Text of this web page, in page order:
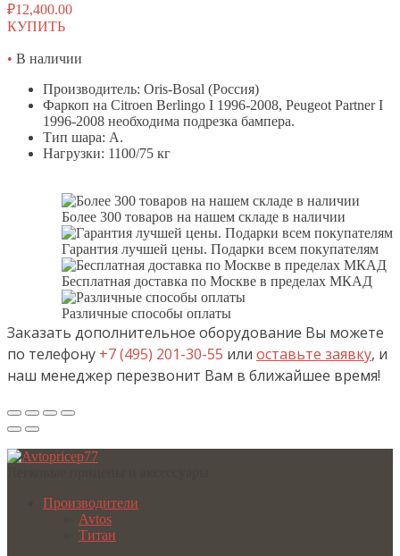
₽12,400.00
КУПИТЬ
• В наличии
Производитель: Oris-Bosal (Россия)
Фаркоп на Citroen Berlingo I 1996-2008, Peugeot Partner I
1996-2008 необходима подрезка бампера.
Тип шара: A.
Нагрузки: 1100/75 кг
Более 300 товаров на нашем складе в наличии
Гарантия лучшей цены. Подарки всем покупателям
Бесплатная доставка по Москве в пределах МКАД
Различные способы оплаты
Заказать дополнительное оборудование Вы можете
по телефону +7 (495) 201-30-55 или оставьте заявку, и
наш менеджер перезвонит Вам в ближайшее время!
Производители
Avtos
Титан